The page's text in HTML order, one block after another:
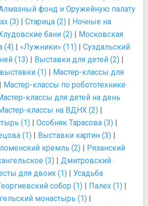
фонд и Оружейную палату
(3) | Старица (2) | Ночные на
бани (2) | Московская
(4) | «Лужники» (11) | Суздальский
(13) | Выставки для детей (2) |
(1) | Мастер-классы для
| Мастер-классы по робототехнике
классы для детей на день
классы на ВДНХ (2) |
(1) | Особняк Тарасова (3) |
(1) | Выставки картин (3) |
кремль (2) | Рязанский
(3) | Дмитровский
для двоих (1) | Усадьба
собор (1) | Палех (1) |
монастырь (1) |